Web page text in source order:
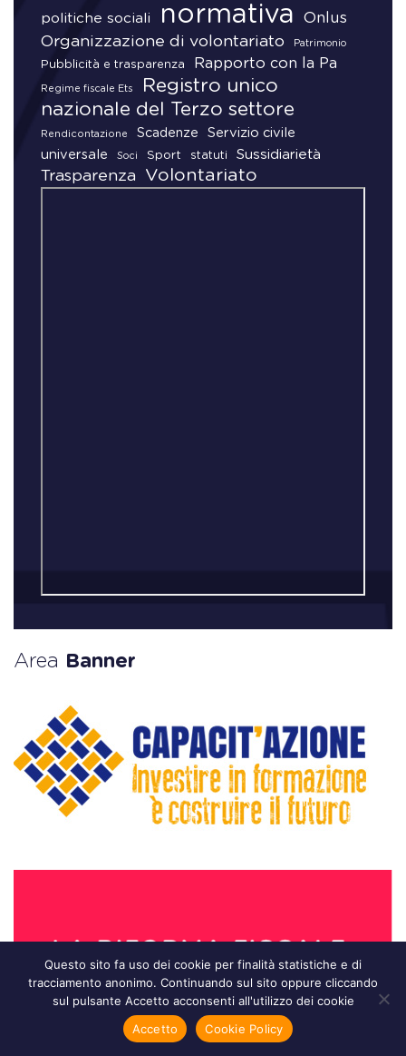
politiche sociali normativa Onlus
Organizzazione di volontariato Patrimonio
Pubblicità e trasparenza Rapporto con la Pa
Regime fiscale Ets
Registro unico
nazionale del Terzo settore
Rendicontazione Scadenze
Servizio civile
universale
Soci Sport statuti Sussidiarietà
Trasparenza Volontariato
Area Banner
Questo sito fa uso dei cookie per finalità statistiche e di
tracciamento anonimo. Continuando sul sito oppure cliccando
sul pulsante Accetto acconsenti all'utilizzo dei cookie
Accetto
Cookie Policy